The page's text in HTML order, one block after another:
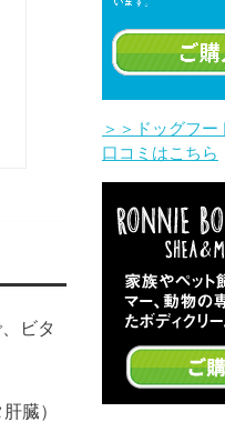
ビタ
臓）
＞＞ドッグフ
口コミはこちら